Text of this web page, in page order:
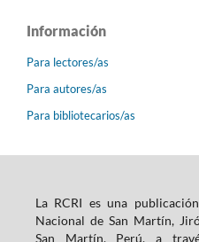
Información
Para lectores/as
Para autores/as
Para bibliotecarios/as
La RCRI es una
Nacional de San Martín,
San Martín, Perú, a